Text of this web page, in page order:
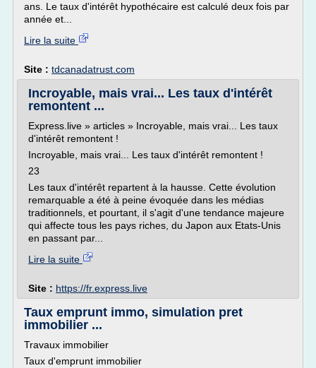
ans. Le taux d'intérêt hypothécaire est calculé deux fois par
année et...
Lire la suite
Site : tdcanadatrust.com
Incroyable, mais vrai... Les taux d'intérêt
remontent ...
Express.live » articles » Incroyable, mais vrai... Les taux
d'intérêt remontent !
Incroyable, mais vrai... Les taux d'intérêt remontent !
23
Les taux d'intérêt repartent à la hausse. Cette évolution
remarquable a été à peine évoquée dans les médias
traditionnels, et pourtant, il s'agit d'une tendance majeure
qui affecte tous les pays riches, du Japon aux Etats-Unis
en passant par...
Lire la suite
Site : https://fr.express.live
Taux emprunt immo, simulation pret
immobilier ...
Travaux immobilier
Taux d'emprunt immobilier